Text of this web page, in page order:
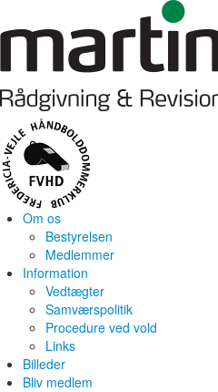
Om os
Bestyrelsen
Medlemmer
Information
Vedtægter
Samværspolitik
Procedure ved vold
Links
Billeder
Bliv medlem